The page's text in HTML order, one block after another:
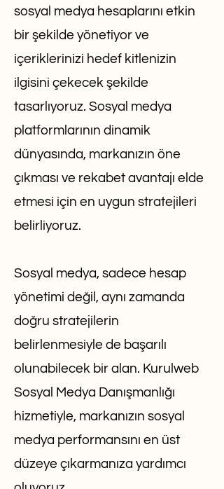
sosyal medya hesaplarını etkin
bir şekilde yönetiyor ve
içeriklerinizi hedef kitlenizin
ilgisini çekecek şekilde
tasarlıyoruz. Sosyal medya
platformlarının dinamik
dünyasında, markanızın öne
çıkması ve rekabet avantajı elde
etmesi için en uygun stratejileri
belirliyoruz.
Sosyal medya, sadece hesap
yönetimi değil, aynı zamanda
doğru stratejilerin
belirlenmesiyle de başarılı
olunabilecek bir alan. Kurulweb
Sosyal Medya Danışmanlığı
hizmetiyle, markanızın sosyal
medya performansını en üst
düzeye çıkarmanıza yardımcı